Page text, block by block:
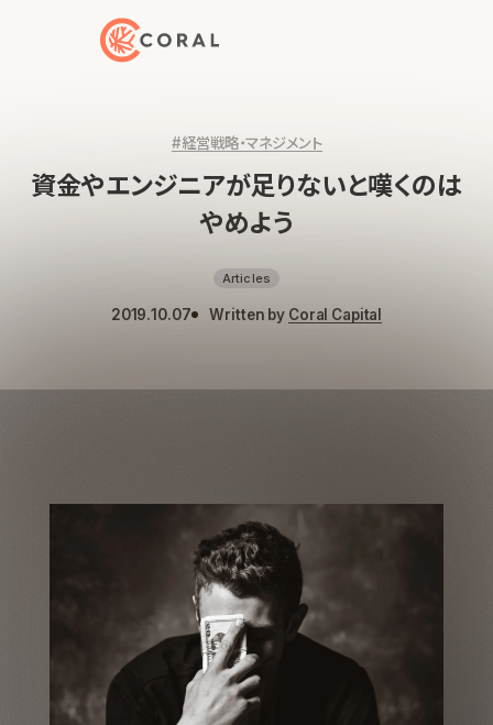
トップページへ戻る
#経営戦略・マネジメント
資金やエンジニアが足りないと嘆くのは
やめよう
Articles
2019.10.07 Written by Coral Capital